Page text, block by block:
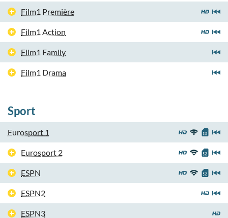
Film1 Première
Film1 Action
Film1 Family
Film1 Drama
Sport
Eurosport 1
Eurosport 2
ESPN
ESPN2
ESPN3